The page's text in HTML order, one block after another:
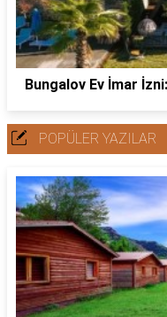
Bungalov Ev İmar
POPÜLER YAZILAR